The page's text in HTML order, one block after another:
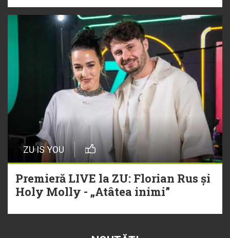
ZU IS YOU
Premieră LIVE la ZU: Florian Rus și
Holy Molly - „Atâtea inimi”